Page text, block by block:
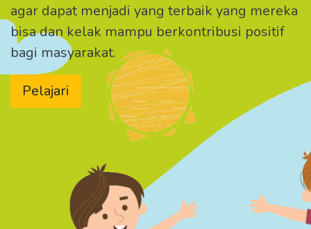
agar dapat menjadi yang terbaik yang mereka
bisa dan kelak mampu berkontribusi positif
bagi masyarakat.
Pelajari